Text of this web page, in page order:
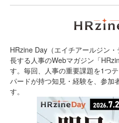
HRzine Day（エイチアールジン
長する人事のWebマガジン「
す。毎回、人事の重要課題を1つ
パードが持つ知見・経験を、参加
す。